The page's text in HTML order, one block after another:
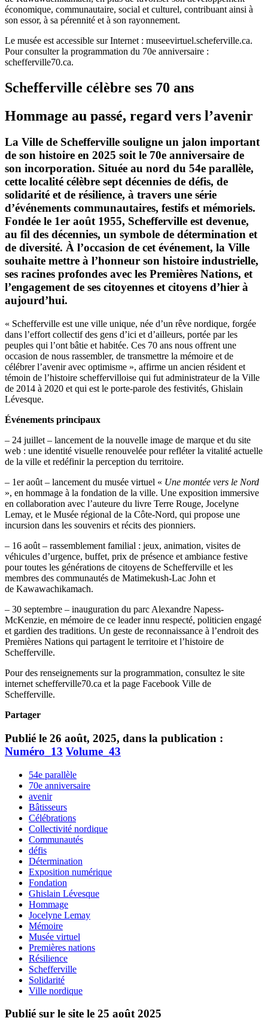
économique, communautaire, social et culturel, contribuant ainsi à
son essor, à sa pérennité et à son rayonnement.
Le musée est accessible sur Internet : museevirtuel.scheferville.ca.
Pour consulter la programmation du 70e anniversaire :
schefferville70.ca.
Schefferville célèbre ses 70 ans
Hommage au passé, regard vers l’avenir
La Ville de Schefferville souligne un jalon important
de son histoire en 2025 soit le 70e anniversaire de
son incorporation. Située au nord du 54e parallèle,
cette localité célèbre sept décennies de défis, de
solidarité et de résilience, à travers une série
d’événements communautaires, festifs et mémoriels.
Fondée le 1er août 1955, Schefferville est devenue,
au fil des décennies, un symbole de détermination et
de diversité. À l’occasion de cet événement, la Ville
souhaite mettre à l’honneur son histoire industrielle,
ses racines profondes avec les Premières Nations, et
l’engagement de ses citoyennes et citoyens d’hier à
aujourd’hui.
« Schefferville est une ville unique, née d’un rêve nordique, forgée
dans l’effort collectif des gens d’ici et d’ailleurs, portée par les
peuples qui l’ont bâtie et habitée. Ces 70 ans nous offrent une
occasion de nous rassembler, de transmettre la mémoire et de
célébrer l’avenir avec optimisme », affirme un ancien résident et
témoin de l’histoire scheffervilloise qui fut administrateur de la Ville
de 2014 à 2020 et qui est le porte-parole des festivités, Ghislain
Lévesque.
Événements principaux
– 24 juillet – lancement de la nouvelle image de marque et du site
web : une identité visuelle renouvelée pour refléter la vitalité actuelle
de la ville et redéfinir la perception du territoire.
– 1er août – lancement du musée virtuel « Une montée vers le Nord
», en hommage à la fondation de la ville. Une exposition immersive
en collaboration avec l’auteure du livre Terre Rouge, Jocelyne
Lemay, et le Musée régional de la Côte-Nord, qui propose une
incursion dans les souvenirs et récits des pionniers.
– 16 août – rassemblement familial : jeux, animation, visites de
véhicules d’urgence, buffet, prix de présence et ambiance festive
pour toutes les générations de citoyens de Schefferville et les
membres des communautés de Matimekush-Lac John et
de Kawawachikamach.
– 30 septembre – inauguration du parc Alexandre Napess-
McKenzie, en mémoire de ce leader innu respecté, politicien engagé
et gardien des traditions. Un geste de reconnaissance à l’endroit des
Premières Nations qui partagent le territoire et l’histoire de
Schefferville.
Pour des renseignements sur la programmation, consultez le site
internet schefferville70.ca et la page Facebook Ville de
Schefferville.
Partager
Publié le 26 août, 2025, dans la publication :
Numéro_13 Volume_43
54e parallèle
70e anniversaire
avenir
Bâtisseurs
Célébrations
Collectivité nordique
Communautés
défis
Détermination
Exposition numérique
Fondation
Ghislain Lévesque
Hommage
Jocelyne Lemay
Mémoire
Musée virtuel
Premières nations
Résilience
Schefferville
Solidarité
Ville nordique
Publié sur le site le 25 août 2025